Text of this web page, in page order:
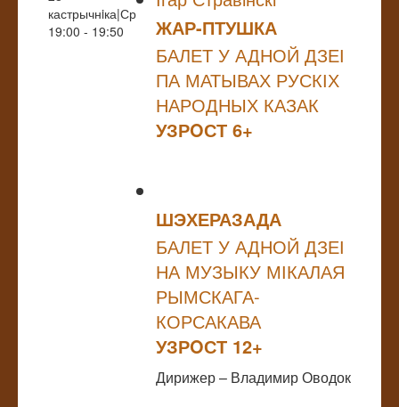
кастрычнiка|Ср
19:00 - 19:50
ЖАР-ПТУШКА
БАЛЕТ У АДНОЙ ДЗЕІ
ПА МАТЫВАХ РУСКІХ
НАРОДНЫХ КАЗАК
УЗРOСТ 6+
ШЭХЕРАЗАДА
БАЛЕТ У АДНОЙ ДЗЕІ
НА МУЗЫКУ МІКАЛАЯ
РЫМСКАГА-
КОРСАКАВА
УЗРOСТ 12+
Дирижер – Владимир Оводок